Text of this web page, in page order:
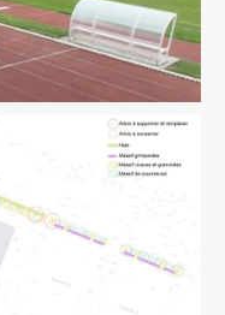
/ MOEX
Paysage